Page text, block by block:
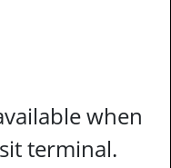
when
terminal.